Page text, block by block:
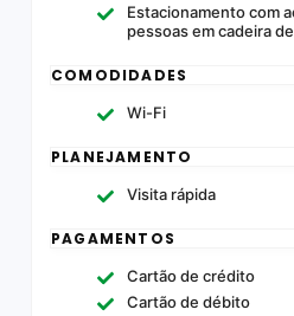
Estacionamento com
pessoas em cadeira
COMODIDADES
Wi-Fi
PLANEJAMENTO
Visita rápida
PAGAMENTOS
Cartão de crédito
Cartão de débito